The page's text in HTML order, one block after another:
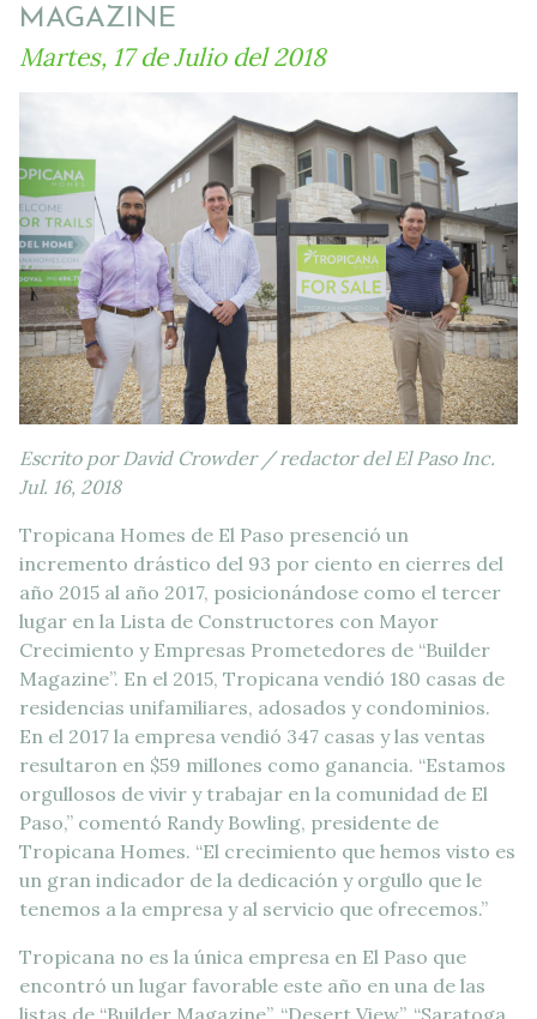
MAGAZINE
Martes, 17 de Julio del 2018
Escrito por David Crowder / redactor del El Paso Inc.
Jul. 16, 2018
Tropicana Homes de El Paso presenció un
incremento drástico del 93 por ciento en cierres del
año 2015 al año 2017, posicionándose como el tercer
lugar en la Lista de Constructores con Mayor
Crecimiento y Empresas Prometedores de “Builder
Magazine”. En el 2015, Tropicana vendió 180 casas de
residencias unifamiliares, adosados y condominios.
En el 2017 la empresa vendió 347 casas y las ventas
resultaron en $59 millones como ganancia. “Estamos
orgullosos de vivir y trabajar en la comunidad de El
Paso,” comentó Randy Bowling, presidente de
Tropicana Homes. “El crecimiento que hemos visto es
un gran indicador de la dedicación y orgullo que le
tenemos a la empresa y al servicio que ofrecemos.”
Tropicana no es la única empresa en El Paso que
encontró un lugar favorable este año en una de las